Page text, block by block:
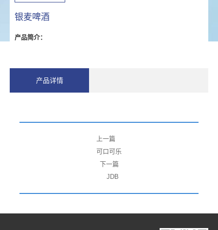
银麦啤酒
产品简介：
产品详情
上一篇
可口可乐
下一篇
JDB